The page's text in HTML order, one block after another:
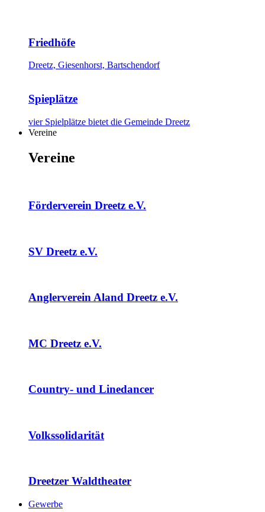
Friedhöfe
Dreetz, Giesenhorst, Bartschendorf
Spieplätze
vier Spielplätze bietet die Gemeinde Dreetz
Vereine
Vereine
Förderverein Dreetz e.V.
SV Dreetz e.V.
Anglerverein Aland Dreetz e.V.
MC Dreetz e.V.
Country- und Linedancer
Volkssolidarität
Dreetzer Waldtheater
Gewerbe